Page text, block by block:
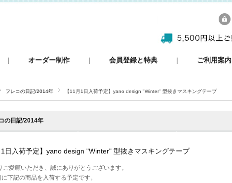
オーダー制作 会員登録と特典 ご利用案内
フレコの日記/2014年 【11月1日入荷予定】yano design "Winter" 型抜きマスキングテープ
の日記/2014年
1日入荷予定】yano design "Winter" 型抜きマスキングテープ
ご愛顧いただき、誠にありがとうございます。
下記の商品を入荷する予定です。